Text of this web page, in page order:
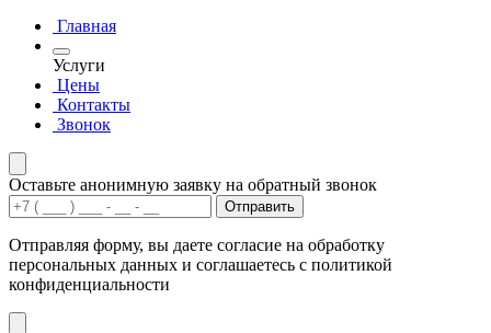
Главная
Услуги
Цены
Контакты
Звонок
Оставьте анонимную заявку на обратный звонок
Отправить
Отправляя форму, вы даете согласие на обработку
персональных данных и соглашаетесь с политикой
конфиденциальности